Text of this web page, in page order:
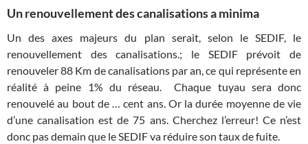
Un renouvellement des canalisations a minima
Un des axes majeurs du plan serait, selon le SEDIF, le
renouvellement des canalisations.; le SEDIF prévoit de
renouveler 88 Km de canalisations par an, ce qui représente en
réalité à peine 1% du réseau. Chaque tuyau sera donc
renouvelé au bout de … cent ans. Or la durée moyenne de vie
d’une canalisation est de 75 ans. Cherchez l’erreur! Ce n’est
donc pas demain que le SEDIF va réduire son taux de fuite.